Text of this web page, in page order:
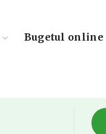
Bugetul online